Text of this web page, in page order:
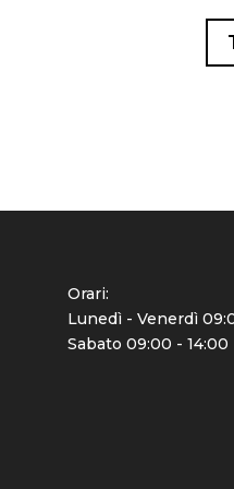
Orari:
Lunedì - Venerdì
Sabato 09:00 - 14:00